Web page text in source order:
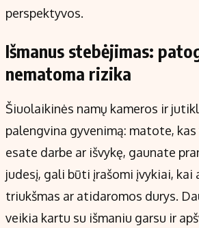
perspektyvos.
Išmanus stebėjimas:
nematoma rizika
Šiuolaikinės namų kameros ir
palengvina gyvenimą: matote,
esate darbe ar išvykę, gaunate
judesį, gali būti įrašomi įvykiai, kai
triukšmas ar atidaromos durys.
veikia kartu su išmaniu garsu ir